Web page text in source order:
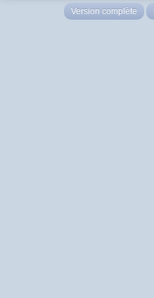
Version complète